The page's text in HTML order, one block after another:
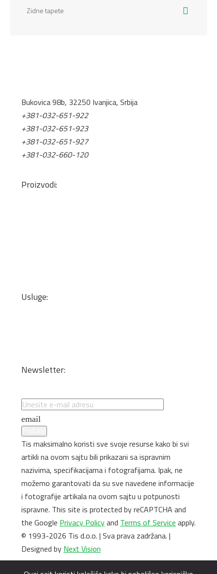
Zidne tapete
Bukovica 98b, 32250 Ivanjica, Srbija
+381-032-651-922
+381-032-651-923
+381-032-651-927
+381-032-660-120
Proizvodi:
Usluge:
Newsletter:
email
Tis maksimalno koristi sve svoje resurse kako bi svi
artikli na ovom sajtu bili prikazani sa ispravnim
nazivima, specifikacijama i fotografijama. Ipak, ne
možemo garantovati da su sve navedene informacije
i fotografije artikala na ovom sajtu u potpunosti
ispravne. This site is protected by reCAPTCHA and
the Google Privacy Policyand Terms of Service apply.
© 1993-2026 Tis d.o.o. | Sva prava zadržana. |
Designed by Next Vision